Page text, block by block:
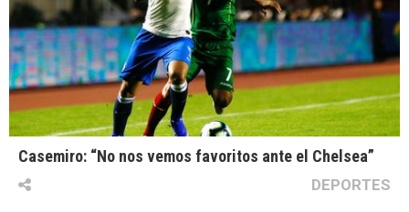
Casemiro: “No nos vemos favoritos ante el Chelsea”
DEPORTES